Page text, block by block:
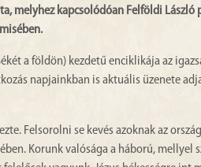
melyhez kapcsolódóan Felföldi László
a földön) kezdetű enciklikája az
napjainkban is aktuális üzenete
Felsorolni se kevés azoknak az
Korunk valósága a háború, mellyel